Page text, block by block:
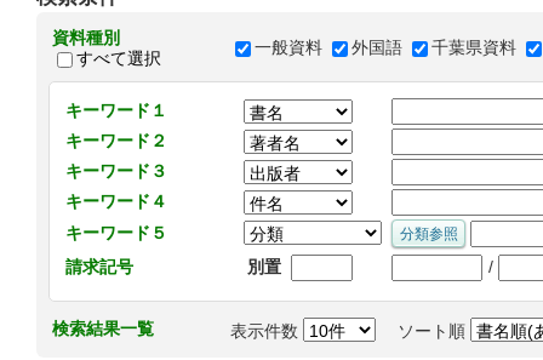
資料種別
すべて選択
一般資料 外国語 千葉県資料
キーワード１
キーワード２
キーワード３
キーワード４
キーワード５
請求記号
別置 /
検索結果一覧 表示件数 ソート順